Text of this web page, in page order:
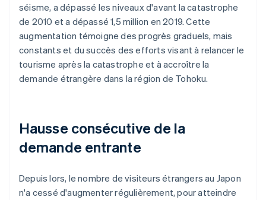
séisme, a dépassé les niveaux d'avant la catastrophe
de 2010 et a dépassé 1,5 million en 2019. Cette
augmentation témoigne des progrès graduels, mais
constants et du succès des efforts visant à relancer le
tourisme après la catastrophe et à accroître la
demande étrangère dans la région de Tohoku.
Hausse consécutive de la
demande entrante
Depuis lors, le nombre de visiteurs étrangers au Japon
n'a cessé d'augmenter régulièrement, pour atteindre